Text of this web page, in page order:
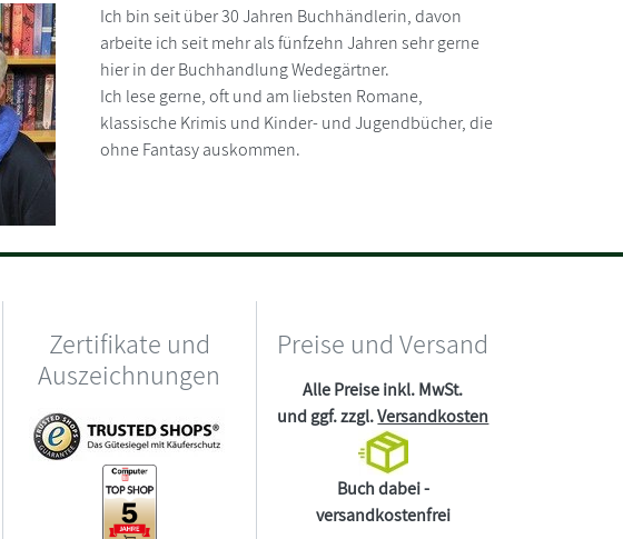
Ich bin seit über 30 Jahren Buchhändlerin, davon
arbeite ich seit mehr als fünfzehn Jahren sehr gerne
hier in der Buchhandlung Wedegärtner.
Ich lese gerne, oft und am liebsten Romane,
klassische Krimis und Kinder- und Jugendbücher, die
ohne Fantasy auskommen.
Zertifikate und
Auszeichnungen
Preise und Versand
Alle Preise inkl. MwSt.
und ggf. zzgl.Versandkosten
Buch dabei -
versandkostenfrei